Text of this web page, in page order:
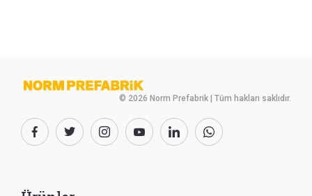
© 2026 Norm Prefabrik | Tüm hakları saklıdır.